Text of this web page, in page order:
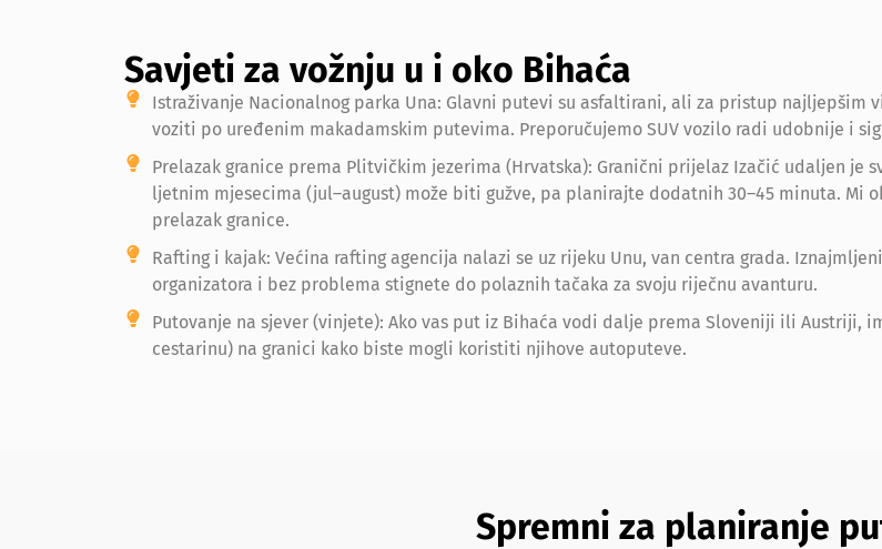
Savjeti za vožnju u i oko Bihaća
Istraživanje Nacionalnog parka Una: Glavni putevi su asfaltirani, ali za pristup
voziti po uređenim makadamskim putevima. Preporučujemo SUV vozilo radi udobnije i
Prelazak granice prema Plitvičkim jezerima (Hrvatska): Granični prijelaz Izačić udaljen je
ljetnim mjesecima (jul–august) može biti gužve, pa planirajte dodatnih 30–45 minuta. Mi
prelazak granice.
Rafting i kajak: Većina rafting agencija nalazi se uz rijeku Unu, van centra grada.
organizatora i bez problema stignete do polaznih tačaka za svoju riječnu avanturu.
Putovanje na sjever (vinjete): Ako vas put iz Bihaća vodi dalje prema Sloveniji ili
cestarinu) na granici kako biste mogli koristiti njihove autoputeve.
Spremni za planiranje